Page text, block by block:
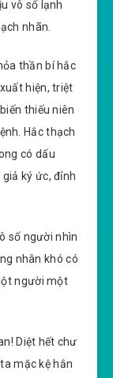
vô số lạnh
nhãn.
thần bí hắc
hiện, triệt
thiếu niên
Hắc thạch
có dấu
ký ức, đỉnh
số người nhìn
nhân khó có
người một
Diệt hết chư
mặc kệ hắn